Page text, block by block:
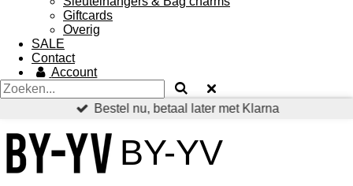
Giftcards
Overig
SALE
Contact
Account
Bestel nu, betaal later met Klarna
BY-YV